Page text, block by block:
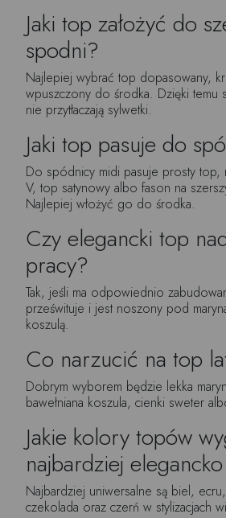
Jaki top założyć do
spodni?
Najlepiej wybrać top dopasowany,
wpuszczony do środka. Dzięki temu
nie przytłaczają sylwetki.
Jaki top pasuje do
Do spódnicy midi pasuje prosty top,
V, top satynowy albo fason na
Najlepiej włożyć go do środka.
Czy elegancki top
pracy?
Tak, jeśli ma odpowiednio
prześwituje i jest noszony pod
koszulą.
Co narzucić na top
Dobrym wyborem będzie lekka
bawełniana koszula, cienki sweter
Jakie kolory topów
najbardziej
Najbardziej uniwersalne są biel,
czekolada oraz czerń w stylizacjach